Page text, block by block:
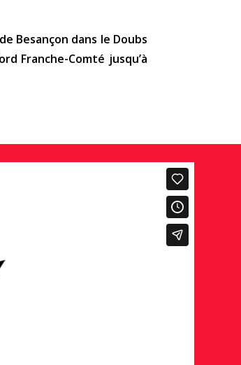
Besançon dans le Doubs
Franche-Comté jusqu’à